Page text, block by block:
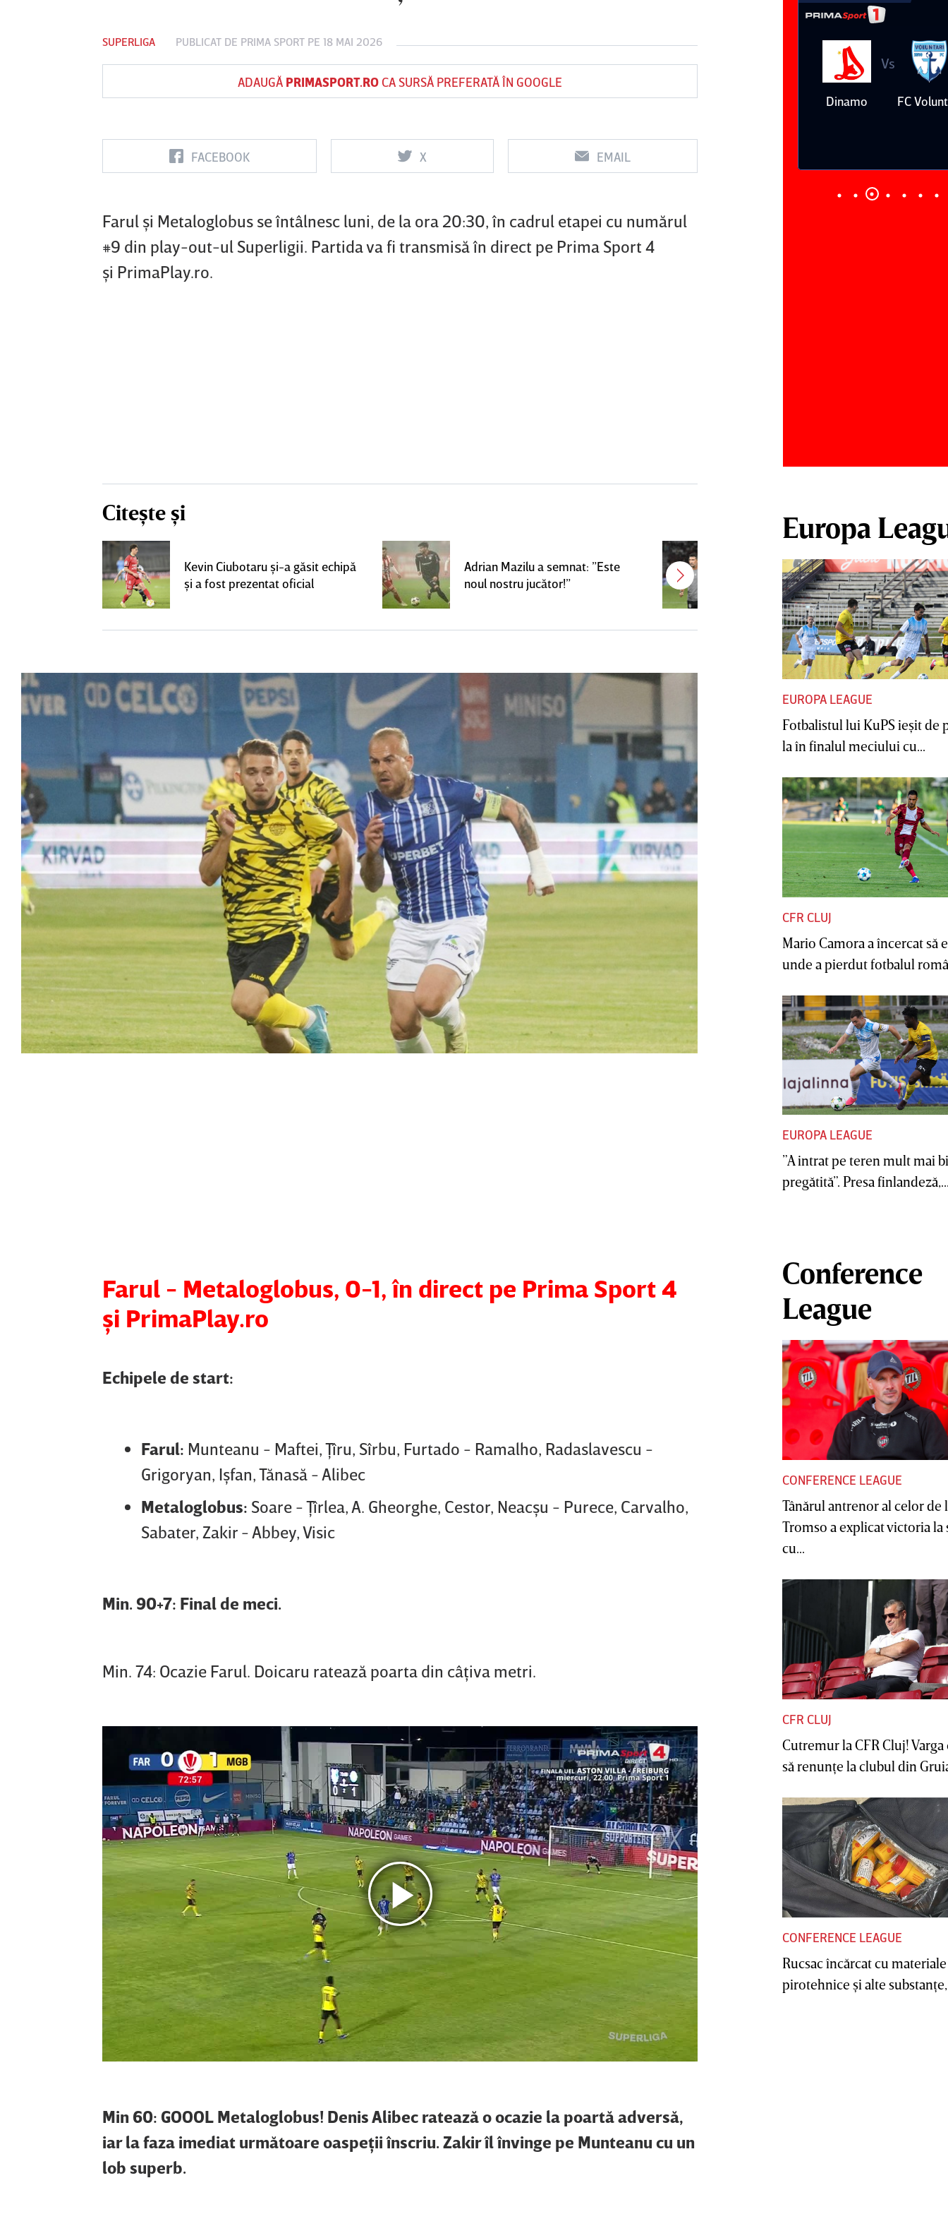
SUPERLIGA PUBLICAT DE PRIMA SPORT PE 18 MAI 2026
ADAUGĂ PRIMASPORT.ROCA SURSĂ PREFERATĂ ÎN GOOGLE
FACEBOOK X EMAIL
Farul şi Metaloglobus se întâlnesc luni, de la ora 20:30, în cadrul etapei cu numărul
#9 din play-out-ul Superligii. Partida va fi transmisă în direct pe Prima Sport 4
şi PrimaPlay.ro.
Citește și
Kevin Ciubotaru şi-a găsit echipă
şi a fost prezentat oficial
Adrian Mazilu a semnat: ”Este
noul nostru jucător!”
Antonio Folha a fost demis de la
CFR Cluj! Alţi 3 jucători sunt OUT
Farul - Metaloglobus, 0-1, în direct pe Prima Sport 4
şi PrimaPlay.ro
Echipele de start:
Farul: Munteanu - Maftei, Ţîru, Sîrbu, Furtado - Ramalho, Radaslavescu -
Grigoryan, Işfan, Tănasă - Alibec
Metaloglobus: Soare - Ţîrlea, A. Gheorghe, Cestor, Neacşu - Purece, Carvalho,
Sabater, Zakir - Abbey, Visic
Min. 90+7: Final de meci.
Min. 74: Ocazie Farul. Doicaru ratează poarta din câţiva metri.
Min 60: GOOOL Metaloglobus! Denis Alibec ratează o ocazie la poartă adversă,
iar la faza imediat următoare oaspeţii înscriu. Zakir îl învinge pe Munteanu cu un
lob superb.
FC Botoşani
Vs
Corvinul
Sepsi OSK Sf
Vs
FCSB UTA Arad
0
Vs
Rapid
0
Farul
Vs
Dinamo
Vs
FC
Europa
EUROPA LEAGUE
Fotbalistul lui KuPS ieşit de
la în finalul meciului cu...
CFR CLUJ
Mario Camora a încercat să
unde a pierdut fotbalul
EUROPA LEAGUE
”A intrat pe teren mult mai
pregătită”. Presa
Conference
League
CONFERENCE LEAGUE
Tânărul antrenor al celor de
Tromso a explicat victoria la
cu...
CFR CLUJ
Cutremur la CFR Cluj! Varga
să renunţe la clubul din
CONFERENCE LEAGUE
Rucsac încărcat cu materiale
pirotehnice şi alte substanţe,